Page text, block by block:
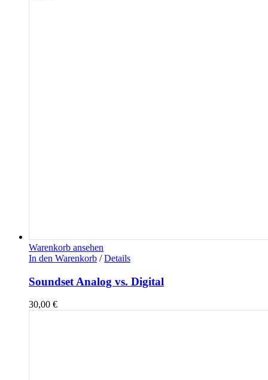
Warenkorb ansehen
In den Warenkorb / Details
Soundset Analog vs. Digital
30,00 €